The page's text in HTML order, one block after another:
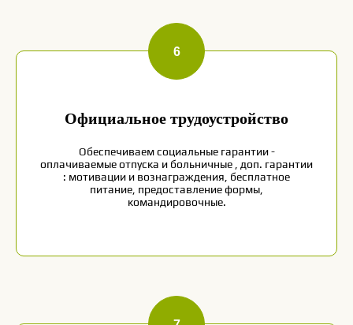
Официальное трудоустройство
Обеспечиваем социальные гарантии -
оплачиваемые отпуска и больничные , доп. гарантии
: мотивации и вознаграждения, бесплатное
питание, предоставление формы,
командировочные.
Позитив
Мы верим в лучшее. А когда “лучшее”
далеко, делаем свою работу лучше,